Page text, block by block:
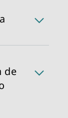
que no se
como
el
y
sin
ser
de